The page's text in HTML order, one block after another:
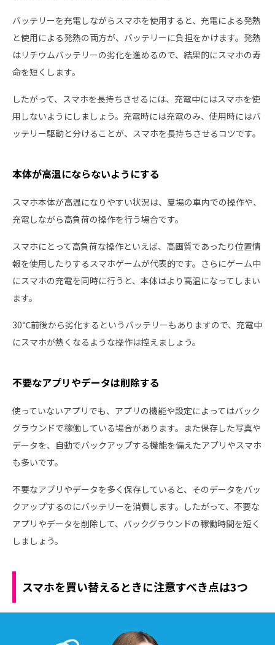
バッテリーを充電しながらスマホを使用すると、充電による発熱
と使用による発熱の両方が、バッテリーに負担をかけます。発熱
はリチウムバッテリーの劣化を進めるので、結果的にスマホの寿
命を短くします。
したがって、スマホを長持ちさせるには、充電中にはスマホを使
用しないようにしましょう。充電時には充電のみ、使用時にはバ
ッテリー駆動と分けることが、スマホを長持ちさせるコツです。
本体が高温にならないようにする
スマホ本体が高温になりやすい状況は、夏場の車内での操作や、
充電しながら高負荷の操作を行う場合です。
スマホにとって高負荷な操作といえば、高画質であったり位置情
報を使用したりするスマホゲームが代表的です。さらにゲーム中
にスマホの充電を同時に行うと、本体はより高温になってしまい
ます。
30℃前後から劣化するというバッテリーもありますので、充電中
にスマホが熱くなるような操作は控えましょう。
不要なアプリやデータは削除する
使っていないアプリでも、アプリの機能や設定によってはバック
グラウンドで稼働している場合があります。また保存した写真や
データを、自動でバックアップする機能を備えたアプリやスマホ
も多いです。
不要なアプリやデータを多く保存していると、そのデータをバッ
クアップするのにバッテリーを消費します。したがって、不要な
アプリやデータを削除して、バックグラウンドの稼働時間を短く
しましょう。
スマホを買い替えるときに注意すべき点は3つ